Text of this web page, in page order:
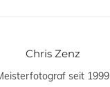
Chris Zenz
seit 1999